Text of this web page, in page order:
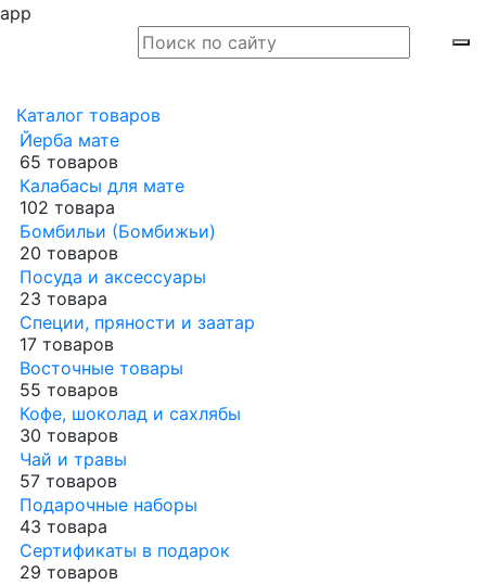
app
Каталог товаров
Йерба мате
65 товаров
Калабасы для мате
102 товара
Бомбильи (Бомбижьи)
20 товаров
Посуда и аксессуары
23 товара
Специи, пряности и заатар
17 товаров
Восточные товары
55 товаров
Кофе, шоколад и сахлябы
30 товаров
Чай и травы
57 товаров
Подарочные наборы
43 товара
Сертификаты в подарок
29 товаров